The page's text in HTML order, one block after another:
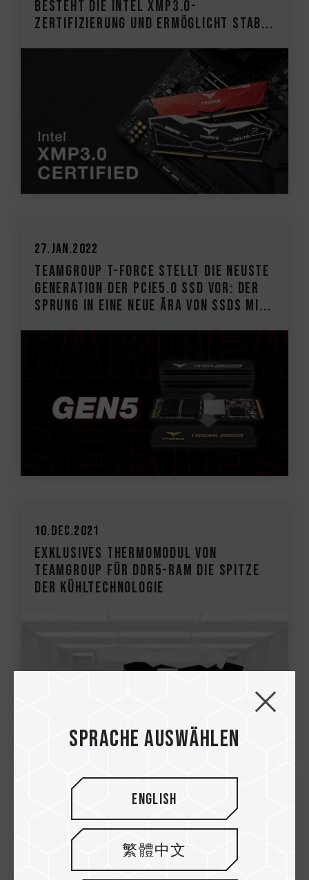
besteht die Intel XMP3.0-
Zertifizierung und ermöglicht stab...
27.Jan.2022
TEAMGROUP T-FORCE stellt die neuste
Generation der PCIe5.0 SSD vor: Der
Sprung in eine neue Ära von SSDs mi...
10.Dec.2021
Exklusives Thermomodul von
TEAMGROUP für DDR5-RAM Die Spitze
der Kühltechnologie
TEAMGROUP bringt einen
aktualisierten SIREN GD240E AIO ARGB
CPU Liquid Cooler mit INTEL LGA 170...
Sprache auswählen
English
繁體中文